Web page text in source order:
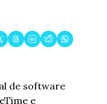
de software
e